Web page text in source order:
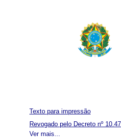
Ver mais...
Texto para impressão
Revogado pelo Decreto nº